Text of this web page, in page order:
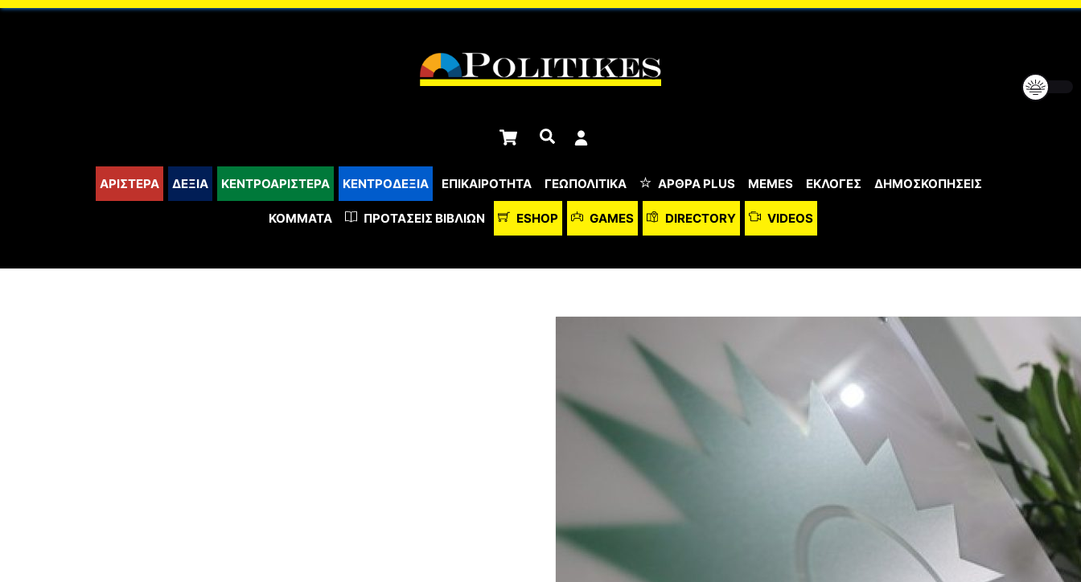
content
Cart Αναζήτηση
ΑΡΙΣΤΕΡΑ ΔΕΞΙΑ ΚΕΝΤΡΟΑΡΙΣΤΕΡΑ ΚΕΝΤΡΟΔΕΞΙΑ ΕΠΙΚΑΙΡΟΤΗΤΑ ΓΕΩΠΟΛΙΤΙΚΑ ΆΡΘΡΑ PLUS MEMES ΕΚΛΟΓΕΣ ΔΗΜΟΣΚΟΠΗΣΕΙΣ
ΚΌΜΜΑΤΑ ΠΡΟΤΆΣΕΙΣ ΒΙΒΛΊΩΝ ESHOP GAMES DIRECTORY VIDEOS